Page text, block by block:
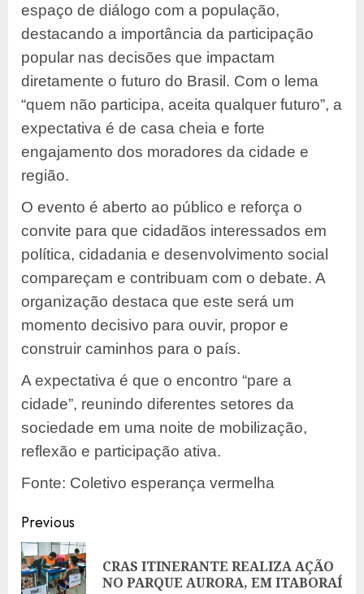
espaço de diálogo com a população,
destacando a importância da participação
popular nas decisões que impactam
diretamente o futuro do Brasil. Com o lema
“quem não participa, aceita qualquer futuro”, a
expectativa é de casa cheia e forte
engajamento dos moradores da cidade e
região.
O evento é aberto ao público e reforça o
convite para que cidadãos interessados em
política, cidadania e desenvolvimento social
compareçam e contribuam com o debate. A
organização destaca que este será um
momento decisivo para ouvir, propor e
construir caminhos para o país.
A expectativa é que o encontro “pare a
cidade”, reunindo diferentes setores da
sociedade em uma noite de mobilização,
reflexão e participação ativa.
Fonte: Coletivo esperança vermelha
Post
navigation
Previous
CRAS ITINERANTE REALIZA AÇÃO
NO PARQUE AURORA, EM ITABORAÍ